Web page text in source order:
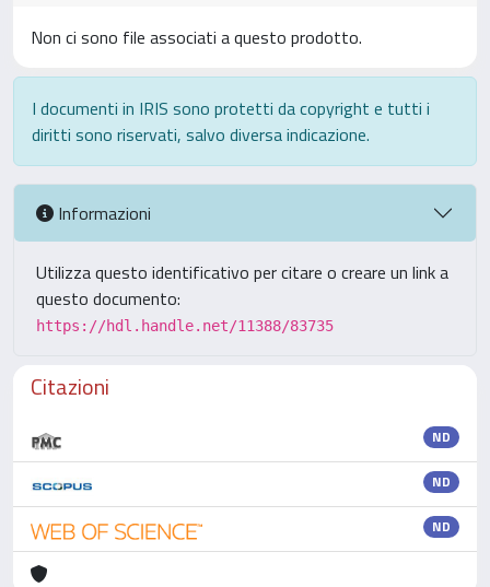
Non ci sono file associati a questo prodotto.
I documenti in IRIS sono protetti da copyright e tutti i
diritti sono riservati, salvo diversa indicazione.
Informazioni
Utilizza questo identificativo per citare o creare un link a
questo documento:
https://hdl.handle.net/11388/83735
Citazioni
ND
ND
ND